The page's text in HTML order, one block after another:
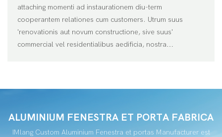
attaching momenti ad instaurationem diu-term
cooperantem relationes cum customers. Utrum suus
'renovationis aut novum constructione, sive suus'
commercial vel residentialibus aedificia, nostra
ALUMINIUM FENESTRA ET PORTA FABRICA
IMlang Custom Aluminium Fenestra et portas Manufacturer est